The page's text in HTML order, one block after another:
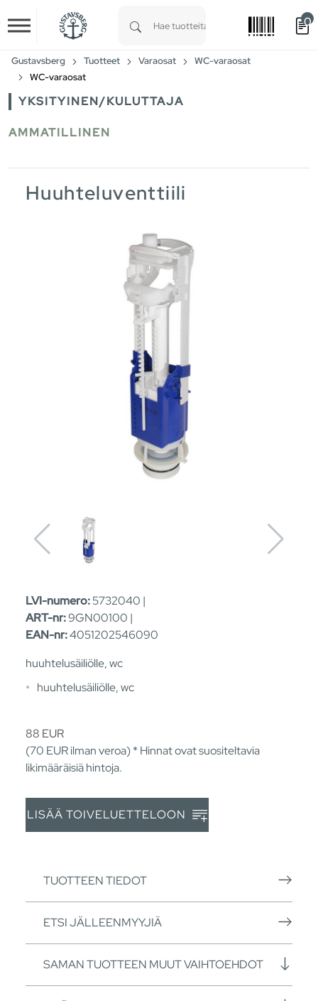
Skip to main content
0
Gustavsberg Tuotteet Varaosat
WC-varaosat
WC-varaosat
YKSITYINEN/KULUTTAJA
AMMATILLINEN
Huuhteluventtiili
LVI-numero:5732040 |
ART-nr:9GN00100 |
EAN-nr:4051202546090
huuhtelusäiliölle, wc
huuhtelusäiliölle, wc
88 EUR
(70 EURilman veroa) * Hinnat ovat suositeltavia
likimääräisiä hintoja.
LISÄÄ TOIVELUETTELOON
TUOTTEEN TIEDOT
ETSI JÄLLEENMYYJIÄ
SAMAN TUOTTEEN MUUT VAIHTOEHDOT